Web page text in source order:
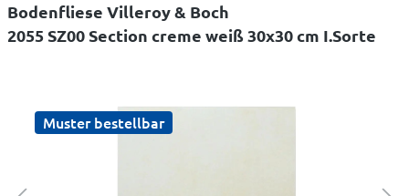
Bodenfliese Villeroy & Boch
2055 SZ00 Section creme weiß 30x30 cm I.Sorte
Muster bestellbar